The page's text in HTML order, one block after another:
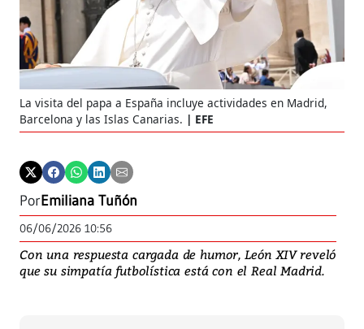
La visita del papa a España incluye actividades en Madrid,
Barcelona y las Islas Canarias.
EFE
PorEmiliana Tuñón
06/06/2026 10:56
Con una respuesta cargada de humor, León XIV reveló
que su simpatía futbolística está con el Real Madrid.